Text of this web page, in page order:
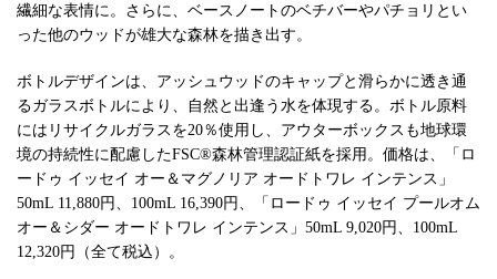
繊細な表情に。さらに、ベースノートのベチバーやパチョリとい
った他のウッドが雄大な森林を描き出す。
ボトルデザインは、アッシュウッドのキャップと滑らかに透き通
るガラスボトルにより、自然と出逢う水を体現する。ボトル原料
にはリサイクルガラスを20％使用し、アウターボックスも地球環
境の持続性に配慮したFSC®森林管理認証紙を採用。価格は、「ロ
ードゥ イッセイ オー＆マグノリア オードトワレ インテンス」
50mL 11,880円、100mL 16,390円、「ロードゥ イッセイ プールオム
オー＆シダー オードトワレ インテンス」50mL 9,020円、100mL
12,320円（全て税込）。